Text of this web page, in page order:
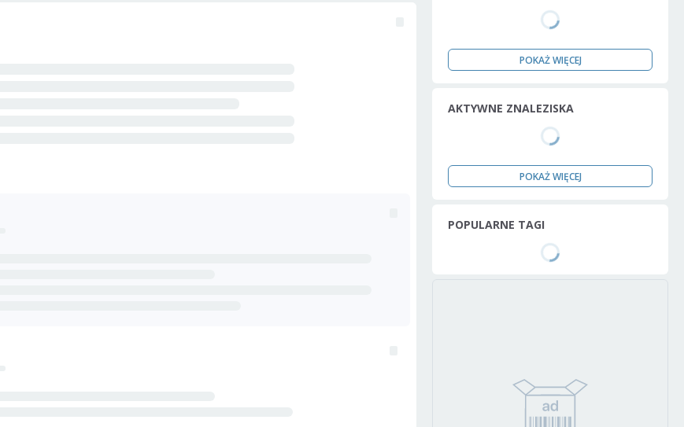
POKAŻ WIĘCEJ
AKTYWNE ZNALEZISKA
POKAŻ WIĘCEJ
POPULARNE TAGI